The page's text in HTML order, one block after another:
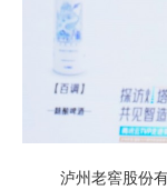
泸州老窖股份